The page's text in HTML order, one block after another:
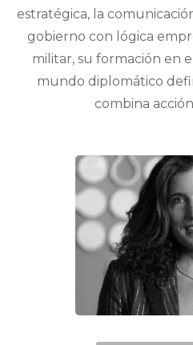
estratégica, la
gobierno con lógica
militar, su formación en
mundo diplomático
combina